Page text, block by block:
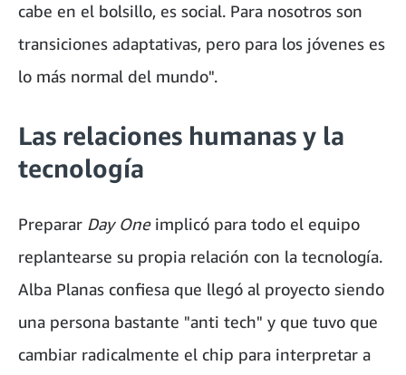
cabe en el bolsillo, es social. Para nosotros son
transiciones adaptativas, pero para los jóvenes es
lo más normal del mundo".
Las relaciones humanas y la
tecnología
Preparar Day Oneimplicó para todo el equipo
replantearse su propia relación con la tecnología.
Alba Planas confiesa que llegó al proyecto siendo
una persona bastante "anti tech" y que tuvo que
cambiar radicalmente el chip para interpretar a